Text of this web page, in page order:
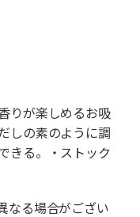
りが楽しめるお吸
しの素のように調
きる。・ストック
なる場合がござい